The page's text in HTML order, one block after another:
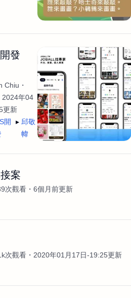
電商自媒體平面設計 長篇文案短
發
Chiu
2024年04
更新
開
邱敬
幃
案
次觀看 6個月前更新
次觀看 2020年01月17日-19:25更新